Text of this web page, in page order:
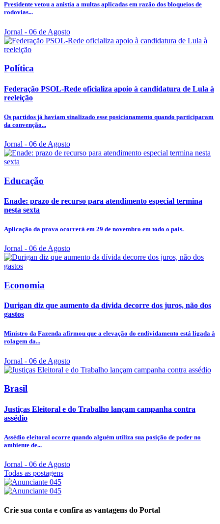
Presidente vetou a anistia a multas aplicadas em razão dos bloqueios de
rodovias...
Jornal - 06 de Agosto
Política
Federação PSOL-Rede oficializa apoio à candidatura de Lula à
reeleição
Os partidos já haviam sinalizado esse posicionamento quando participaram
da convenção...
Jornal - 06 de Agosto
Educação
Enade: prazo de recurso para atendimento especial termina
nesta sexta
Aplicação da prova ocorrerá em 29 de novembro em todo o país.
Jornal - 06 de Agosto
Economia
Durigan diz que aumento da dívida decorre dos juros, não dos
gastos
Ministro da Fazenda afirmou que a elevação do endividamento está ligada à
rolagem da...
Jornal - 06 de Agosto
Brasil
Justiças Eleitoral e do Trabalho lançam campanha contra
assédio
Assédio eleitoral ocorre quando alguém utiliza sua posição de poder no
ambiente de...
Jornal - 06 de Agosto
Todas as postagens
Crie sua conta e confira as vantagens do Portal